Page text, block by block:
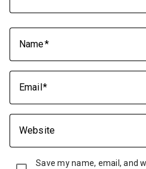
Name
Email
Website
Save my name, email, and